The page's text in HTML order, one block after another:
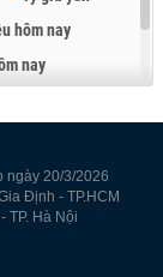
hôm nay
nay
ngày 20/3/2026
Định - TP.HCM
TP. Hà Nội